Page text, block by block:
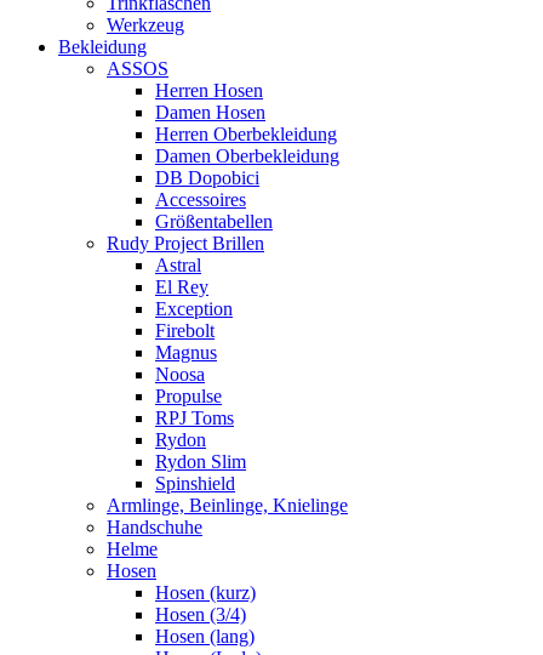
Werkzeug
Bekleidung
ASSOS
Herren Hosen
Damen Hosen
Herren Oberbekleidung
Damen Oberbekleidung
DB Dopobici
Accessoires
Größentabellen
Rudy Project Brillen
Astral
El Rey
Exception
Firebolt
Magnus
Noosa
Propulse
RPJ Toms
Rydon
Rydon Slim
Spinshield
Armlinge, Beinlinge, Knielinge
Handschuhe
Helme
Hosen
Hosen (kurz)
Hosen (3/4)
Hosen (lang)